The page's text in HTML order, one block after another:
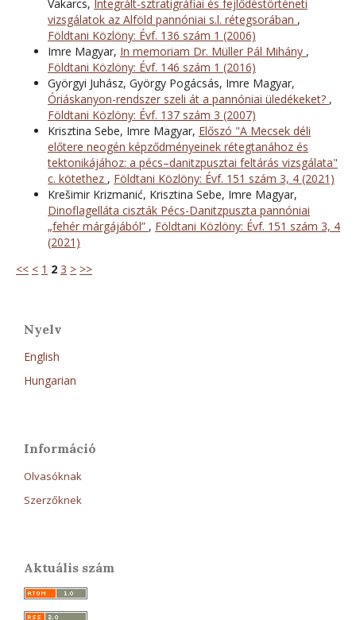
Vakarcs, Integrált-sztratigráfiai és fejlődéstörténeti
vizsgálatok az Alföld pannóniai s.l. rétegsorában ,
Földtani Közlöny: Évf. 136 szám 1 (2006)
Imre Magyar, In memoriam Dr. Müller Pál Mihány ,
Földtani Közlöny: Évf. 146 szám 1 (2016)
Györgyi Juhász, György Pogácsás, Imre Magyar,
Óriáskanyon-rendszer szeli át a pannóniai üledékeket? ,
Földtani Közlöny: Évf. 137 szám 3 (2007)
Krisztina Sebe, Imre Magyar, Előszó "A Mecsek déli
előtere neogén képződményeinek rétegtanához és
tektonikájához: a pécs–danitzpusztai feltárás vizsgálata"
c. kötethez , Földtani Közlöny: Évf. 151 szám 3, 4 (2021)
Krešimir Krizmanić, Krisztina Sebe, Imre Magyar,
Dinoflagelláta ciszták Pécs-Danitzpuszta pannóniai
„fehér márgájából” , Földtani Közlöny: Évf. 151 szám 3, 4
(2021)
<< < 1 2 3 > >>
Nyelv
English
Hungarian
Információ
Olvasóknak
Szerzőknek
Aktuális szám